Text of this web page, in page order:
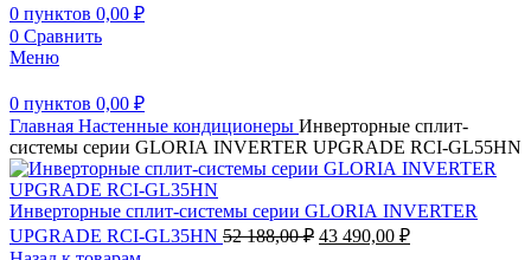
0 пунктов 0,00 ₽
0 Сравнить
Меню
0 пунктов 0,00 ₽
Главная Настенные кондиционеры Инверторные сплит-
системы серии GLORIA INVERTER UPGRADE RCI-GL55HN
Инверторные сплит-системы серии GLORIA INVERTER
UPGRADE RCI-GL35HN 52 188,00₽ Первоначальная
43 490,00 ₽Текущая